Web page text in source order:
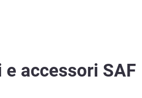
accessori SAF